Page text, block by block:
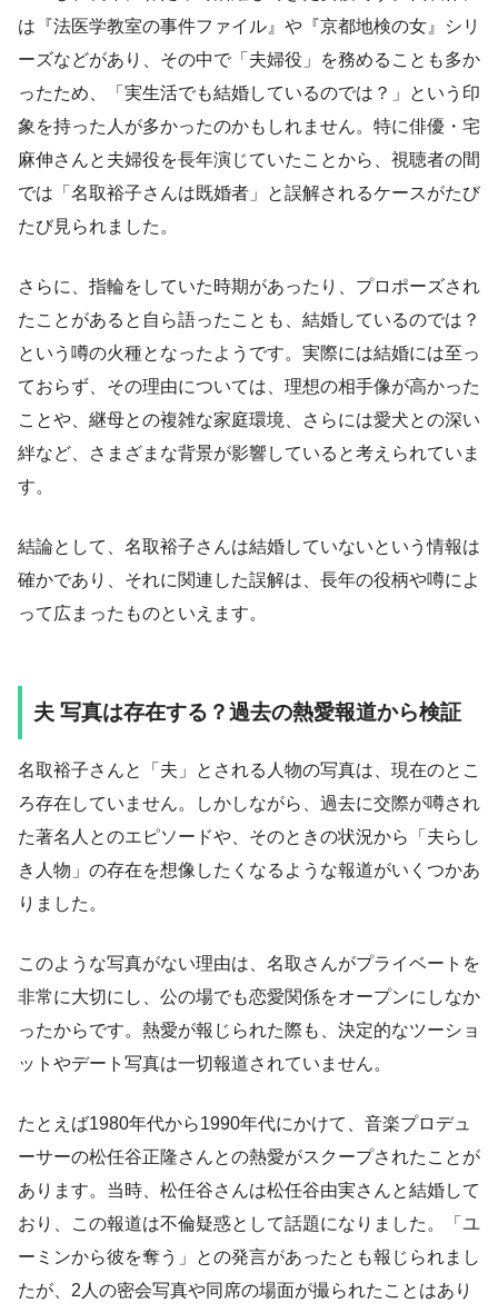
は『法医学教室の事件ファイル』や『京都地検の女』シリ
ーズなどがあり、その中で「夫婦役」を務めることも多か
ったため、「実生活でも結婚しているのでは？」という印
象を持った人が多かったのかもしれません。特に俳優・宅
麻伸さんと夫婦役を長年演じていたことから、視聴者の間
では「名取裕子さんは既婚者」と誤解されるケースがたび
たび見られました。
さらに、指輪をしていた時期があったり、プロポーズされ
たことがあると自ら語ったことも、結婚しているのでは？
という噂の火種となったようです。実際には結婚には至っ
ておらず、その理由については、理想の相手像が高かった
ことや、継母との複雑な家庭環境、さらには愛犬との深い
絆など、さまざまな背景が影響していると考えられていま
す。
結論として、名取裕子さんは結婚していないという情報は
確かであり、それに関連した誤解は、長年の役柄や噂によ
って広まったものといえます。
夫 写真は存在する？過去の熱愛報道から検証
名取裕子さんと「夫」とされる人物の写真は、現在のとこ
ろ存在していません。しかしながら、過去に交際が噂され
た著名人とのエピソードや、そのときの状況から「夫らし
き人物」の存在を想像したくなるような報道がいくつかあ
りました。
このような写真がない理由は、名取さんがプライベートを
非常に大切にし、公の場でも恋愛関係をオープンにしなか
ったからです。熱愛が報じられた際も、決定的なツーショ
ットやデート写真は一切報道されていません。
たとえば1980年代から1990年代にかけて、音楽プロデュ
ーサーの松任谷正隆さんとの熱愛がスクープされたことが
あります。当時、松任谷さんは松任谷由実さんと結婚して
おり、この報道は不倫疑惑として話題になりました。「ユ
ーミンから彼を奪う」との発言があったとも報じられまし
たが、2人の密会写真や同席の場面が撮られたことはあり